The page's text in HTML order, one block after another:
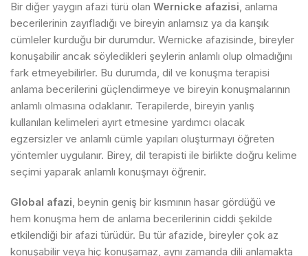
Bir diğer yaygın afazi türü olan Wernicke afazisi, anlama
becerilerinin zayıfladığı ve bireyin anlamsız ya da karışık
cümleler kurduğu bir durumdur. Wernicke afazisinde, bireyler
konuşabilir ancak söyledikleri şeylerin anlamlı olup olmadığını
fark etmeyebilirler. Bu durumda, dil ve konuşma terapisi
anlama becerilerini güçlendirmeye ve bireyin konuşmalarının
anlamlı olmasına odaklanır. Terapilerde, bireyin yanlış
kullanılan kelimeleri ayırt etmesine yardımcı olacak
egzersizler ve anlamlı cümle yapıları oluşturmayı öğreten
yöntemler uygulanır. Birey, dil terapisti ile birlikte doğru kelime
seçimi yaparak anlamlı konuşmayı öğrenir.
Global afazi, beynin geniş bir kısmının hasar gördüğü ve
hem konuşma hem de anlama becerilerinin ciddi şekilde
etkilendiği bir afazi türüdür. Bu tür afazide, bireyler çok az
konuşabilir veya hiç konuşamaz, aynı zamanda dili anlamakta